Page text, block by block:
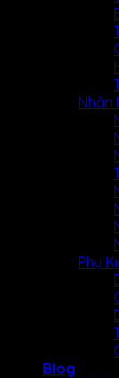
Nhãn
Phụ
Blog